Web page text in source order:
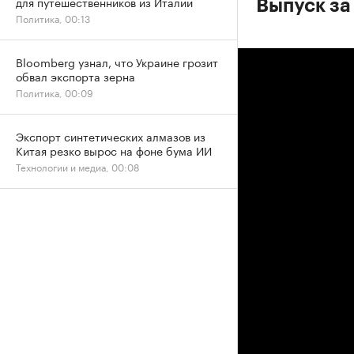
Выпуск
Политика, 00:13
Bloomberg узнал, что Украине грозит
обвал экспорта зерна
Политика, 00:09
Экспорт синтетических алмазов из
Китая резко вырос на фоне бума ИИ
Технологии и медиа, 00:08